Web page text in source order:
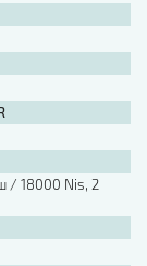
/ 18000 Nis, 2